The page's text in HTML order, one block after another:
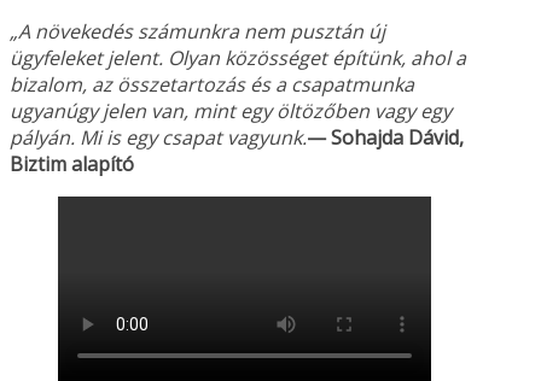
„A növekedés számunkra nem pusztán új
ügyfeleket jelent. Olyan közösséget építünk, ahol a
bizalom, az összetartozás és a csapatmunka
ugyanúgy jelen van, mint egy öltözőben vagy egy
pályán. Mi is egy csapat vagyunk.— Sohajda Dávid,
Biztim alapító